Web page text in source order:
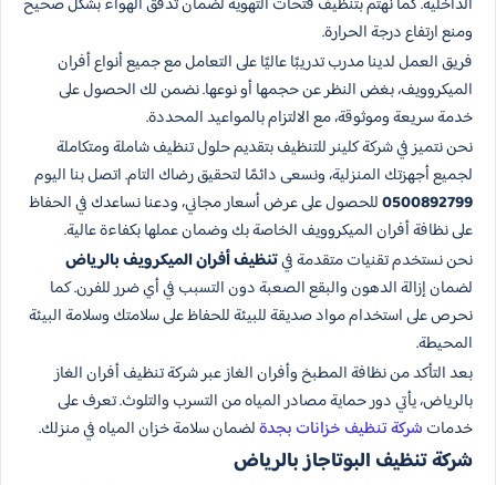
ومنع ارتفاع درجة الحرارة.
فريق العمل لدينا مدرب تدريبًا عاليًا على التعامل مع جميع أنواع أفران
الميكروويف، بغض النظر عن حجمها أو نوعها. نضمن لك الحصول على
خدمة سريعة وموثوقة، مع الالتزام بالمواعيد المحددة.
نحن نتميز في شركة كلينر للتنظيف بتقديم حلول تنظيف شاملة ومتكاملة
لجميع أجهزتك المنزلية، ونسعى دائمًا لتحقيق رضاك التام. اتصل بنا اليوم
0500892799للحصول على عرض أسعار مجاني، ودعنا نساعدك في الحفاظ
على نظافة أفران الميكروويف الخاصة بك وضمان عملها بكفاءة عالية.
نحن نستخدم تقنيات متقدمة فيتنظيف أفران الميكرويف بالرياض
لضمان إزالة الدهون والبقع الصعبة دون التسبب في أي ضرر للفرن. كما
نحرص على استخدام مواد صديقة للبيئة للحفاظ على سلامتك وسلامة البيئة
المحيطة.
بعد التأكد من نظافة المطبخ وأفران الغاز عبر شركة تنظيف أفران الغاز
بالرياض، يأتي دور حماية مصادر المياه من التسرب والتلوث. تعرف على
خدمات شركة تنظيف خزانات بجدةلضمان سلامة خزان المياه في منزلك.
شركة تنظيف البوتاجاز بالرياض